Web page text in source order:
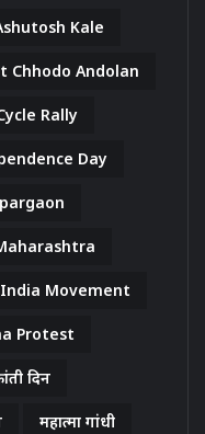
Kale
Chhodo Andolan
Rally
Day
Movement
Protest
दिन
महात्मा गांधी